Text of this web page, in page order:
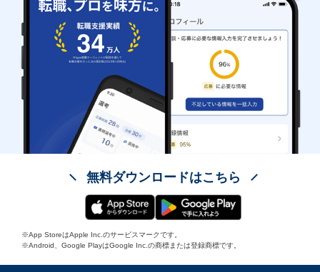
無料ダウンロードはこちら
※App StoreはApple Inc.のサービスマークです。
※Android、Google PlayはGoogle Inc.の商標または登録商標です。